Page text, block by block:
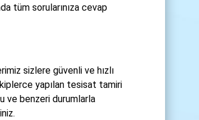
tüm sorularınıza cevap
sizlere güvenli ve hızlı
yapılan tesisat tamiri
ve benzeri durumlarla